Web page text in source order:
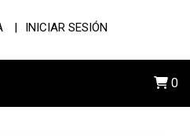
INICIAR SESIÓN
0